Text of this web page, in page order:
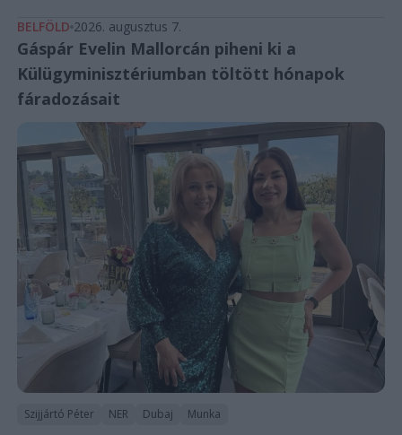
BELFÖLD 2026. augusztus 7.
Gáspár Evelin Mallorcán piheni ki a
Külügyminisztériumban töltött hónapok
fáradozásait
Szijjártó Péter NER Dubaj Munka